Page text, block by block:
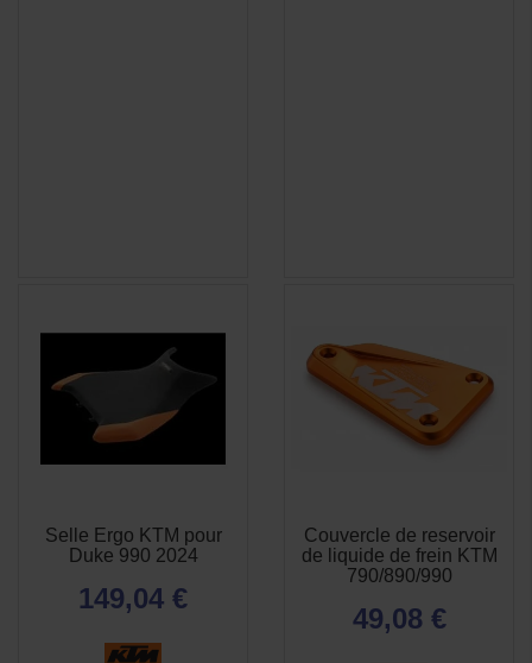
Selle Ergo KTM pour
Duke 990 2024
149,04 €
Couvercle de reservoir
de liquide de frein KTM
790/890/990
49,08 €
 APERÇU
RAPIDE
APERÇU
RAPIDE